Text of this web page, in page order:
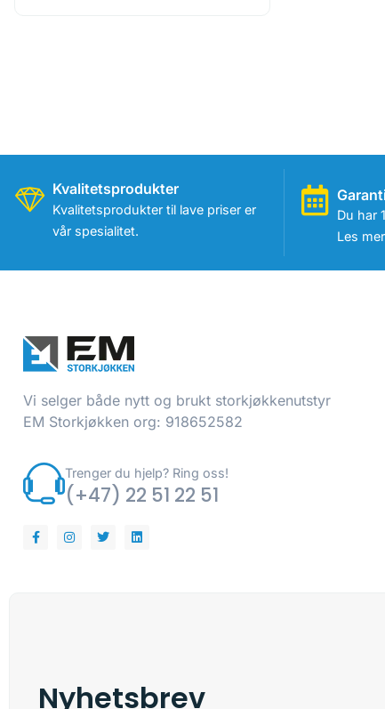
Kvalitetsprodukter
Kvalitetsprodukter til lave priser er
vår spesialitet.
Du har
Les
Vi selger både nytt og brukt storkjøkkenutstyr
EM Storkjøkken org: 918652582
Trenger du hjelp? Ring oss!
(+47) 22 51 22 51
Nyhetsbrev